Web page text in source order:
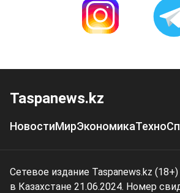
Taspanews.kz
НовостиМирЭкономикаТехно
Сетевое издание Taspanews.kz
в Казахстане 21.06.2024. Номер